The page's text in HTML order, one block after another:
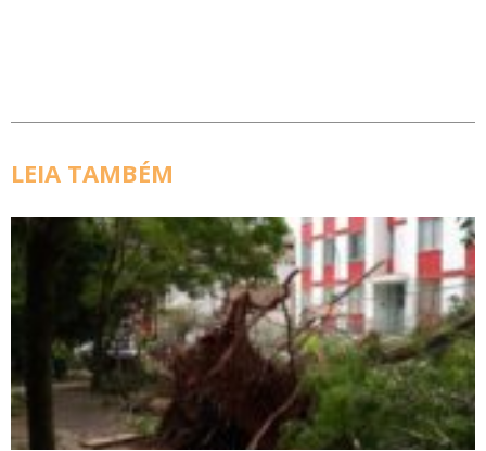
LEIA TAMBÉM